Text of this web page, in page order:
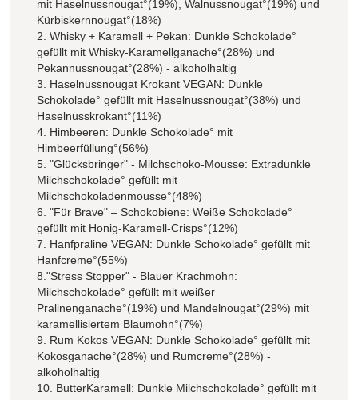
mit Haselnussnougat°(19%), Walnussnougat°(19%) und
Kürbiskernnougat°(18%)
2. Whisky + Karamell + Pekan: Dunkle Schokolade°
gefüllt mit Whisky-Karamellganache°(28%) und
Pekannussnougat°(28%) - alkoholhaltig
3. Haselnussnougat Krokant VEGAN: Dunkle
Schokolade° gefüllt mit Haselnussnougat°(38%) und
Haselnusskrokant°(11%)
4. Himbeeren: Dunkle Schokolade° mit
Himbeerfüllung°(56%)
5. "Glücksbringer" - Milchschoko-Mousse: Extradunkle
Milchschokolade° gefüllt mit
Milchschokoladenmousse°(48%)
6. "Für Brave" – Schokobiene: Weiße Schokolade°
gefüllt mit Honig-Karamell-Crisps°(12%)
7. Hanfpraline VEGAN: Dunkle Schokolade° gefüllt mit
Hanfcreme°(55%)
8."Stress Stopper" - Blauer Krachmohn:
Milchschokolade° gefüllt mit weißer
Pralinenganache°(19%) und Mandelnougat°(29%) mit
karamellisiertem Blaumohn°(7%)
9. Rum Kokos VEGAN: Dunkle Schokolade° gefüllt mit
Kokosganache°(28%) und Rumcreme°(28%) -
alkoholhaltig
10. ButterKaramell: Dunkle Milchschokolade° gefüllt mit